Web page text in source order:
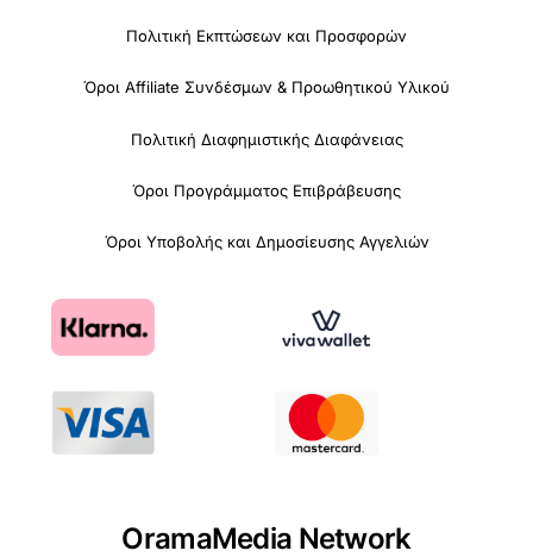
Πολιτική Εκπτώσεων και Προσφορών
Όροι Affiliate Συνδέσμων & Προωθητικού Υλικού
Πολιτική Διαφημιστικής Διαφάνειας
Όροι Προγράμματος Επιβράβευσης
Όροι Υποβολής και Δημοσίευσης Αγγελιών
OramaMedia Network